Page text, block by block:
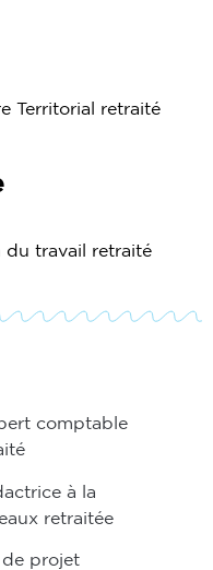
Territorial retraité
du travail retraité
comptable
à la
retraitée
de projet